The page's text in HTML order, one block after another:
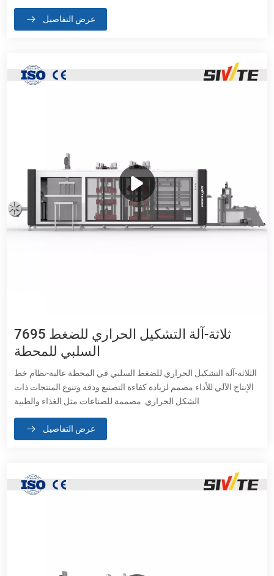
عرض التفاصيل
7695 ثلاثة-آلة التشكيل الحراري للضغط
السلبي للمحطة
الثلاثة-آلة التشكيل الحراري للضغط السلبي في المحطة عالية-نظام خط
الإنتاج الآلي للأداء مصمم لزيادة كفاءة التصنيع ودقة وتنوع المنتجات ذات
الشكل الحراري. مصممة للصناعات مثل الغذاء والطبية
عرض التفاصيل